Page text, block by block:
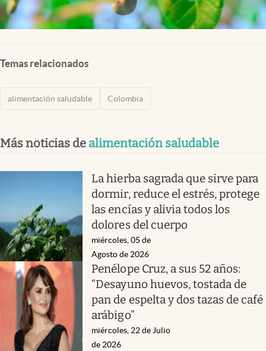
Temas relacionados
alimentación saludable Colombia
Más noticias de alimentación saludable
La hierba sagrada que sirve para
dormir, reduce el estrés, protege
las encías y alivia todos los
dolores del cuerpo
miércoles, 05 de
Agosto de 2026
Penélope Cruz, a sus 52 años:
“Desayuno huevos, tostada de
pan de espelta y dos tazas de café
arábigo”
miércoles, 22 de Julio
de 2026